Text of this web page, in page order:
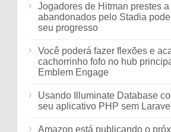
Jogadores de Hitman prestes
abandonados pelo Stadia
seu progresso
Você poderá fazer flexões e
cachorrinho fofo no hub
Emblem Engage
Usando Illuminate Database
seu aplicativo PHP sem Laravel
Amazon está publicando o